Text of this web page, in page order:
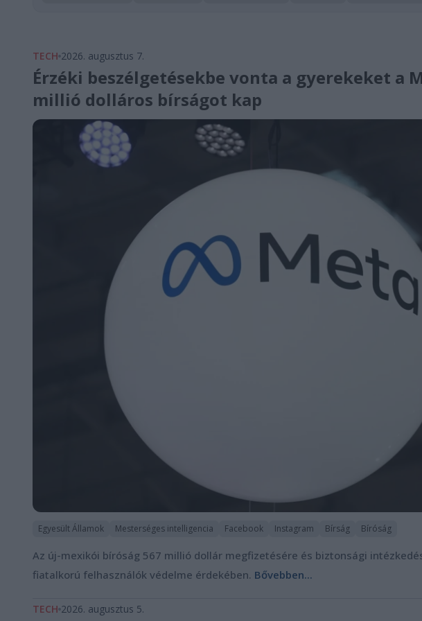
TECH 2026. augusztus 7.
Érzéki beszélgetésekbe vonta a gyerekeket a
millió dolláros bírságot kap
Egyesült Államok Mesterséges intelligencia Facebook Instagram Bírság Bíróság
Az új-mexikói bíróság 567 millió dollár megfizetésére és biztonsági
fiatalkorú felhasználók védelme érdekében. Bővebben...
TECH 2026. augusztus 5.